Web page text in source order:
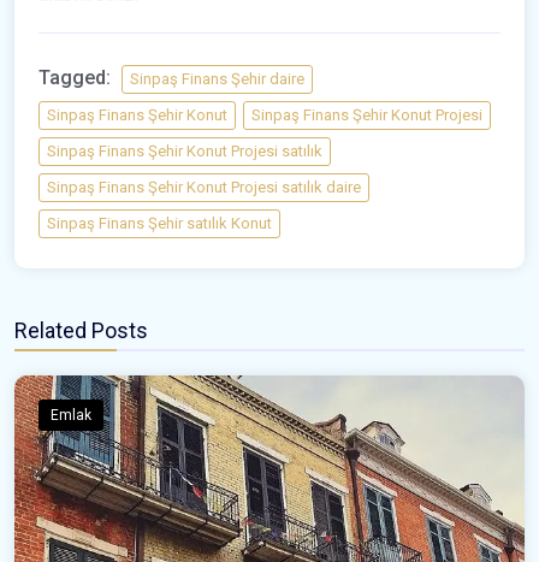
Tagged:
Sinpaş Finans Şehir daire
Sinpaş Finans Şehir Konut
Sinpaş Finans Şehir Konut Projesi
Sinpaş Finans Şehir Konut Projesi satılık
Sinpaş Finans Şehir Konut Projesi satılık daire
Sinpaş Finans Şehir satılık Konut
Related Posts
Emlak